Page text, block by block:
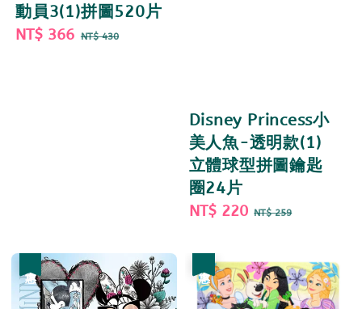
動員3(1)拼圖520片
Sale
NT$ 366 Regular
NT$ 430
Disney Princess小
美人魚-透明款(1)
立體球型拼圖鑰匙
圈24片
Sale
NT$ 220 Regular
NT$ 259